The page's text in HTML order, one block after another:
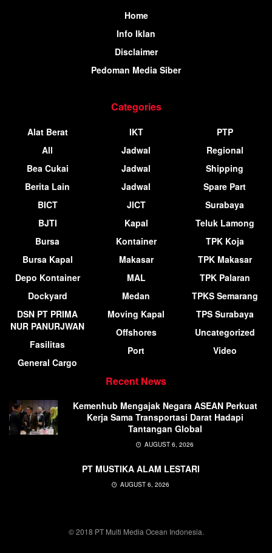
Home
Info Iklan
Disclaimer
Pedoman Media Siber
Categories
Alat Berat
All
Bea Cukai
Berita Lain
BICT
BJTI
Bursa
Bursa Kapal
Depo Kontainer
Dockyard
DSN PT PRIMA
NUR PANURJWAN
Fasilitas
General Cargo
IKT
Jadwal
Jadwal
Jadwal
JICT
Kapal
Kontainer
Makasar
MAL
Medan
Moving Kapal
Offshores
Port
PTP
Regional
Shipping
Spare Part
Surabaya
Teluk Lamong
TPK Koja
TPK Makasar
TPK Palaran
TPKS Semarang
TPS Surabaya
Uncategorized
Video
Recent News
Kemenhub Mengajak Negara ASEAN Perkuat
Kerja Sama Transportasi Darat Hadapi
Tantangan Global
AUGUST 6, 2026
PT MUSTIKA ALAM LESTARI
AUGUST 6, 2026
© 2018 PT Multi Media Ocean Indonesia.